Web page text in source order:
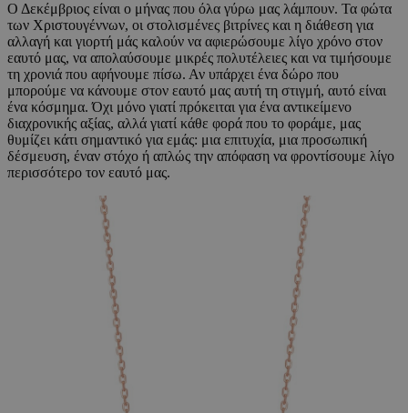
Ο Δεκέμβριος είναι ο μήνας που όλα γύρω μας λάμπουν. Τα φώτα
των Χριστουγέννων, οι στολισμένες βιτρίνες και η διάθεση για
αλλαγή και γιορτή μάς καλούν να αφιερώσουμε λίγο χρόνο στον
εαυτό μας, να απολαύσουμε μικρές πολυτέλειες και να τιμήσουμε
τη χρονιά που αφήνουμε πίσω. Αν υπάρχει ένα δώρο που
μπορούμε να κάνουμε στον εαυτό μας αυτή τη στιγμή, αυτό είναι
ένα κόσμημα. Όχι μόνο γιατί πρόκειται για ένα αντικείμενο
διαχρονικής αξίας, αλλά γιατί κάθε φορά που το φοράμε, μας
θυμίζει κάτι σημαντικό για εμάς: μια επιτυχία, μια προσωπική
δέσμευση, έναν στόχο ή απλώς την απόφαση να φροντίσουμε λίγο
περισσότερο τον εαυτό μας.